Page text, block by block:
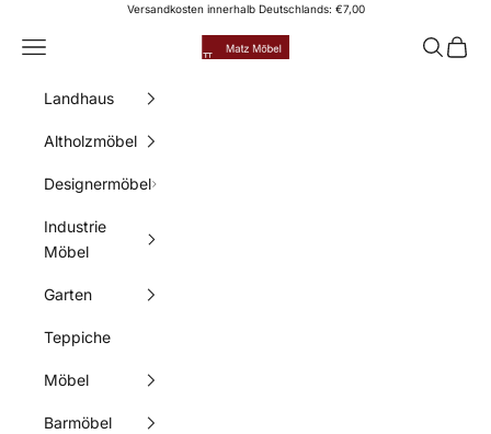
Zum Inhalt springenVersandkosten innerhalb Deutschlands: €7,00
Matz Möbel
Menü Suchen
Landhaus
Altholzmöbel
Designermöbel
Industrie
Möbel
Garten
Teppiche
Möbel
Barmöbel